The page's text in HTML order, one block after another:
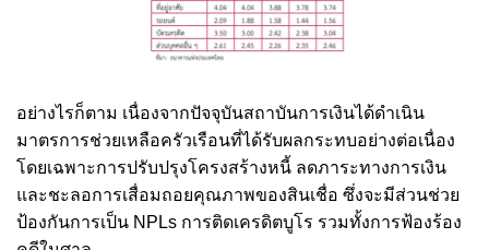
อย่างไรก็ตาม เนื่องจากปัจจุบันสถาบันการเงินได้ดำเนิน
มาตรการช่วยเหลือครัวเรือนที่ได้รับผลกระทบอย่างต่อเนื่อง
โดยเฉพาะการปรับปรุงโครงสร้างหนี้ ลดภาระทางการเงิน
และชะลอการเสื่อมถอยคุณภาพของสินเชื่อ ซึ่งจะมีส่วนช่วย
ป้องกันการเป็น NPLs การติดเครดิตบูโร รวมทั้งการฟ้องร้อง